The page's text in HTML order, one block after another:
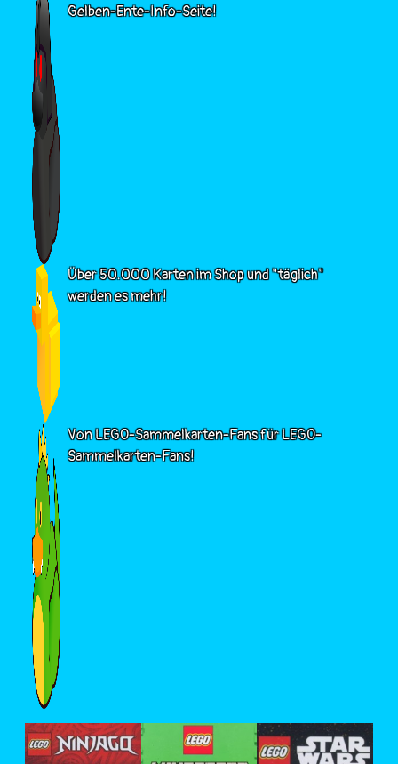
Gelben-Ente-Info-Seite!
Über 50.000 Karten im Shop und "täglich"
werden es mehr!
Von LEGO-Sammelkarten-Fans für LEGO-
Sammelkarten-Fans!